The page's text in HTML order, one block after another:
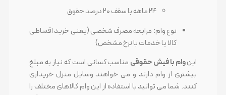
۲۴ ماهه با سقف ۲۰ درصد حقوق
نوع وام: مرابحه مصرف شخصی (یعنی خرید اقساطی
کالا یا خدمات با نرخ مشخص)
اینوام با فیش حقوقی مناسب کسانی است که نیاز به مبلغ
بیشتری از وام دارند و می خواهند وسایل منزل خریداری
کنند. شما می توانید با استفاده از این وام کالاهای مختلف را